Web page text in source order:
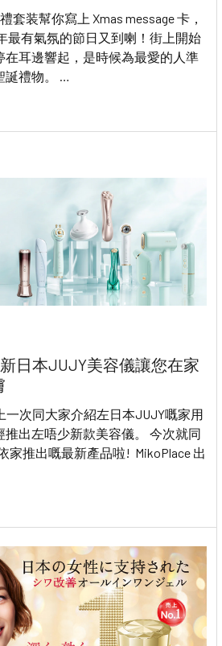
套装幫你寫上 Xmas message 卡，
最有氣氛的節日又到喇！街上開始
在耳邊響起，是時候為最愛的人準
誕禮物。 …
日本JUJY美容儀讓您在家
一次同大家介紹左日本JUJY嘅家用
出左唔少新款美容儀。 今次就同
家推出嘅最新產品啦! MikoPlace 出